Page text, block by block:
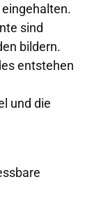
sind
bildern.
entstehen
und die